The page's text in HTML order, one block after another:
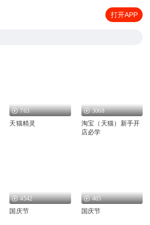
打开APP
763
天猫精灵
3068
淘宝（天猫）新手开
店必学
4542
国庆节
465
国庆节